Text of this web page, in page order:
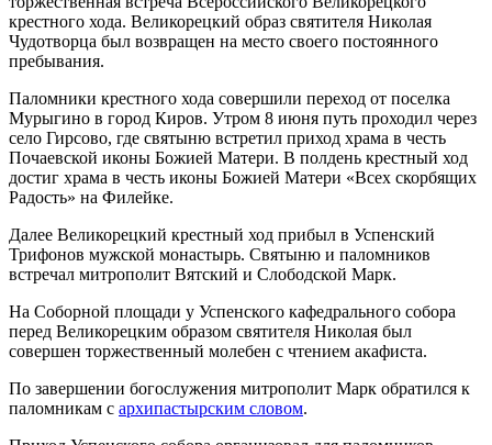
крестного хода. Великорецкий образ святителя Николая
Чудотворца был возвращен на место своего постоянного
пребывания.
Паломники крестного хода совершили переход от поселка
Мурыгино в город Киров. Утром 8 июня путь проходил через
село Гирсово, где святыню встретил приход храма в честь
Почаевской иконы Божией Матери. В полдень крестный ход
достиг храма в честь иконы Божией Матери «Всех скорбящих
Радость» на Филейке.
Далее Великорецкий крестный ход прибыл в Успенский
Трифонов мужской монастырь. Святыню и паломников
встречал митрополит Вятский и Слободской Марк.
На Соборной площади у Успенского кафедрального собора
перед Великорецким образом святителя Николая был
совершен торжественный молебен с чтением акафиста.
По завершении богослужения митрополит Марк обратился к
паломникам с архипастырским словом.